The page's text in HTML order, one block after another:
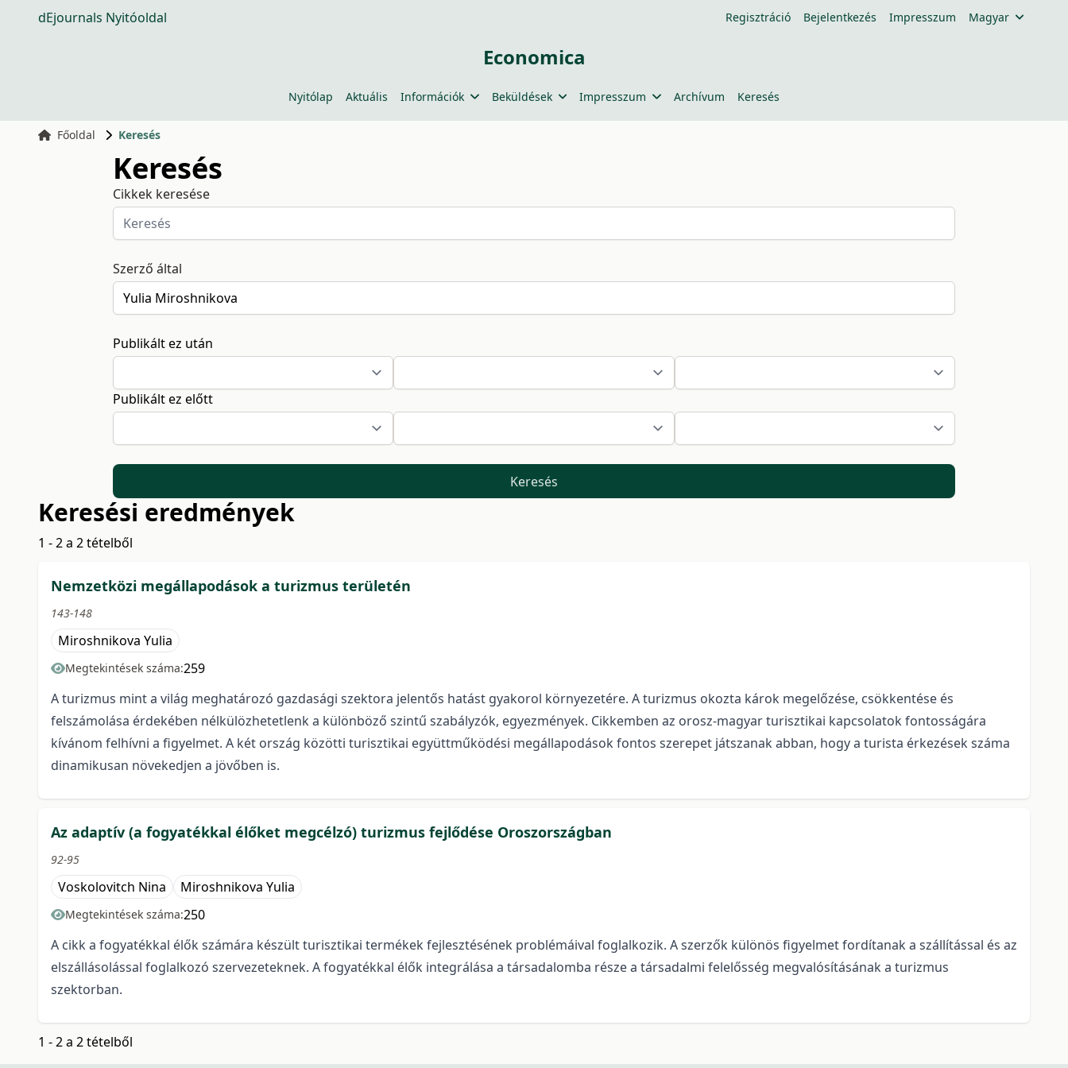
dEjournals Nyitóoldal Regisztráció Bejelentkezés Impresszum Magyar
Economica
Nyitólap Aktuális Információk Beküldések Impresszum Archívum Keresés
Főoldal Keresés
Keresés
Cikkek keresése
Szerző által
Publikált ez után
Publikált ez előtt
Keresés
Keresési eredmények
1 - 2 a 2 tételből
Nemzetközi megállapodások a turizmus területén
143-148
Miroshnikova Yulia
Megtekintések száma:259
A turizmus mint a világ meghatározó gazdasági szektora jelentős hatást gyakorol környezetére. A turizmus okozta károk megelőzése, csökkentése és
felszámolása érdekében nélkülözhetetlenk a különböző szintű szabályzók, egyezmények. Cikkemben az orosz-magyar turisztikai kapcsolatok fontosságára
kívánom felhívni a figyelmet. A két ország közötti turisztikai együttműködési megállapodások fontos szerepet játszanak abban, hogy a turista érkezések száma
dinamikusan növekedjen a jövőben is.
Az adaptív (a fogyatékkal élőket megcélzó) turizmus fejlődése Oroszországban
92-95
Voskolovitch Nina Miroshnikova Yulia
Megtekintések száma:250
A cikk a fogyatékkal élők számára készült turisztikai termékek fejlesztésének problémáival foglalkozik. A szerzők különös figyelmet fordítanak a szállítással és az
elszállásolással foglalkozó szervezeteknek. A fogyatékkal élők integrálása a társadalomba része a társadalmi felelősség megvalósításának a turizmus
szektorban.
1 - 2 a 2 tételből